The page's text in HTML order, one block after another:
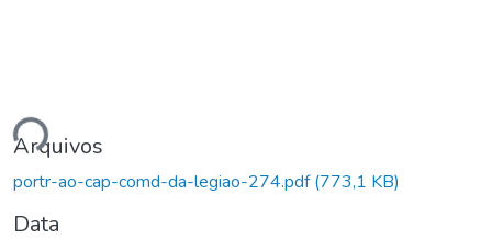
Arquivos
portr-ao-cap-comd-da-legiao-274.pdf(773,1 KB)
Data